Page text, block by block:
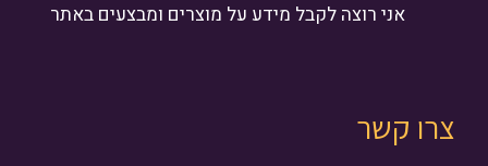
אני רוצה לקבל מידע על מוצרים ומבצעים באתר
צרו קשר